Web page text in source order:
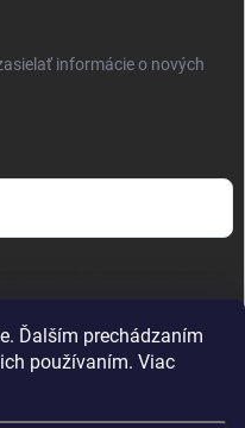
Ďalším prechádzaním
používaním. Viac
informácie o nových